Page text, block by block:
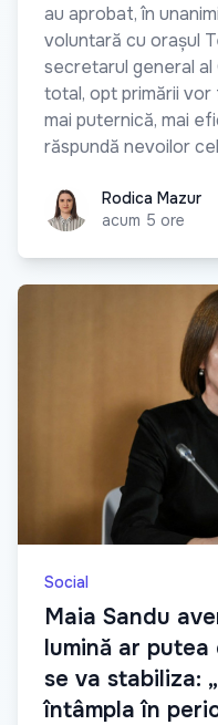
au aprobat, în
voluntară cu orașul
secretarul general al
total, opt primării
mai puternică, mai
răspundă nevoilor
Rodica MazurRodica Mazur
acum 5 ore
Social
Maia Sandu
lumină ar
se va stabiliza:
întâmpla în